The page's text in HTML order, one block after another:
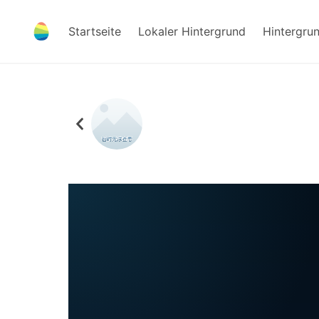
Startseite Lokaler Hintergrund